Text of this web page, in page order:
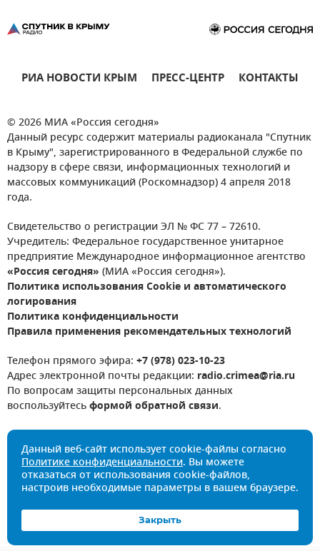
РИА НОВОСТИ КРЫМ ПРЕСС-ЦЕНТР КОНТАКТЫ
© 2026 МИА «Россия сегодня»
Данный ресурс содержит материалы радиоканала "Спутник
в Крыму", зарегистрированного в Федеральной службе по
надзору в сфере связи, информационных технологий и
массовых коммуникаций (Роскомнадзор) 4 апреля 2018
года.
Свидетельство о регистрации ЭЛ № ФС 77 – 72610.
Учредитель: Федеральное государственное унитарное
предприятие Международное информационное агентство
«Россия сегодня» (МИА «Россия сегодня»).
Политика использования Cookie и автоматического
логирования
Политика конфиденциальности
Правила применения рекомендательных технологий
Телефон прямого эфира: +7 (978) 023-10-23
Адрес электронной почты редакции: radio.crimea@ria.ru
По вопросам защиты персональных данных
воспользуйтесьформой обратной связи.
Данный веб-сайт использует cookie-файлы согласно
Политике конфиденциальности. Вы можете
отказаться от использования cookie-файлов,
настроив необходимые параметры в вашем браузере.
Закрыть